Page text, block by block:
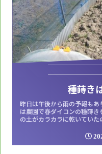
種蒔き
昨日は午後から雨の予報も
は農園で春ダイコンの種蒔
の土がカラカラに乾いてい
るのですが、今日も水は出
ろ、県道の部分で既存給水